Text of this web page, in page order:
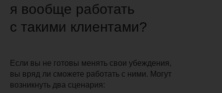
я вообще работать
с такими клиентами?
Если вы не готовы менять свои убеждения,
вы вряд ли сможете работать с ними. Могут
возникнуть два сценария: